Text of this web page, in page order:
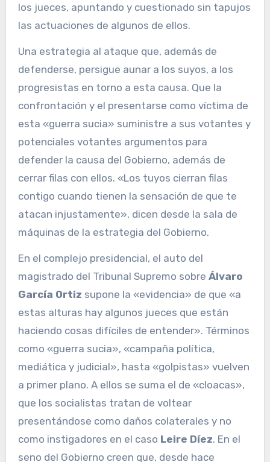
los jueces, apuntando y cuestionado sin tapujos
las actuaciones de algunos de ellos.
Una estrategia al ataque que, además de
defenderse, persigue aunar a los suyos, a los
progresistas en torno a esta causa. Que la
confrontación y el presentarse como víctima de
esta «guerra sucia» suministre a sus votantes y
potenciales votantes argumentos para
defender la causa del Gobierno, además de
cerrar filas con ellos. «Los tuyos cierran filas
contigo cuando tienen la sensación de que te
atacan injustamente», dicen desde la sala de
máquinas de la estrategia del Gobierno.
En el complejo presidencial, el auto del
magistrado del Tribunal Supremo sobre Álvaro
García Ortiz supone la «evidencia» de que «a
estas alturas hay algunos jueces que están
haciendo cosas difíciles de entender». Términos
como «guerra sucia», «campaña política,
mediática y judicial», hasta «golpistas» vuelven
a primer plano. A ellos se suma el de «cloacas»,
que los socialistas tratan de voltear
presentándose como daños colaterales y no
como instigadores en el caso Leire Díez. En el
seno del Gobierno creen que, desde hace